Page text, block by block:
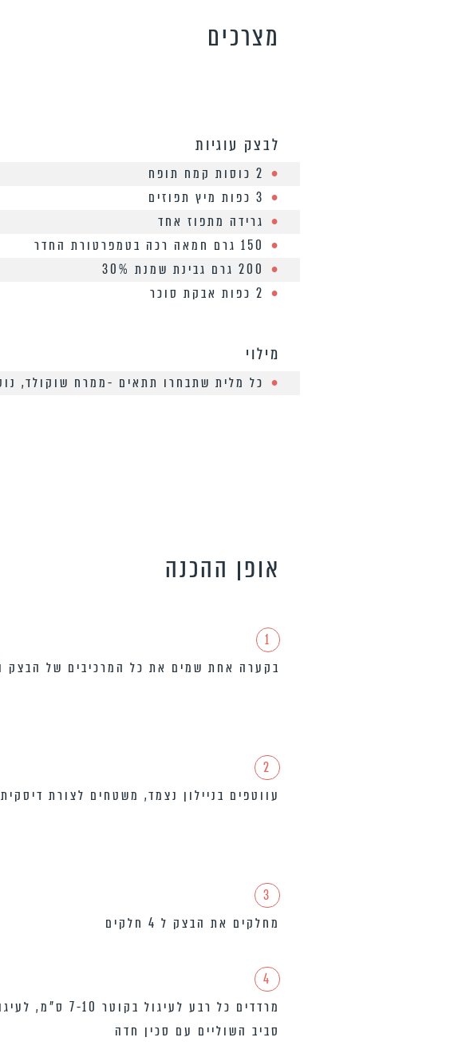
מצרכים
לבצק עוגיות
2 כוסות קמח תופח
3 כפות מיץ תפוזים
גרידה מתפוז אחד
150 גרם חמאה רכה בטמפרטורת החדר
200 גרם גבינת שמנת 30%
2 כפות אבקת סוכר
מילוי
כל מלית שתבחרו תתאים -ממרח שוקולד,
אופן ההכנה
1
בקערה אחת שמים את כל המרכיבים של הבצק
2
עווטפים בניילון נצמד, משטחים לצורת
3
מחלקים את הבצק ל 4 חלקים
4
מרדדים כל
סביב השוליים עם סכין חדה